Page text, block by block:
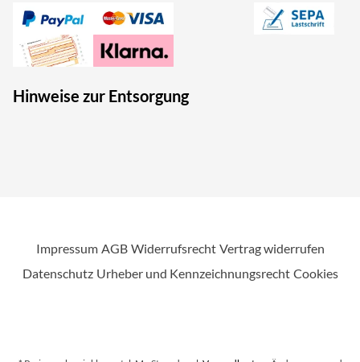
Hinweise zur Entsorgung
Impressum AGB Widerrufsrecht Vertrag widerrufen
Datenschutz Urheber und Kennzeichnungsrecht Cookies